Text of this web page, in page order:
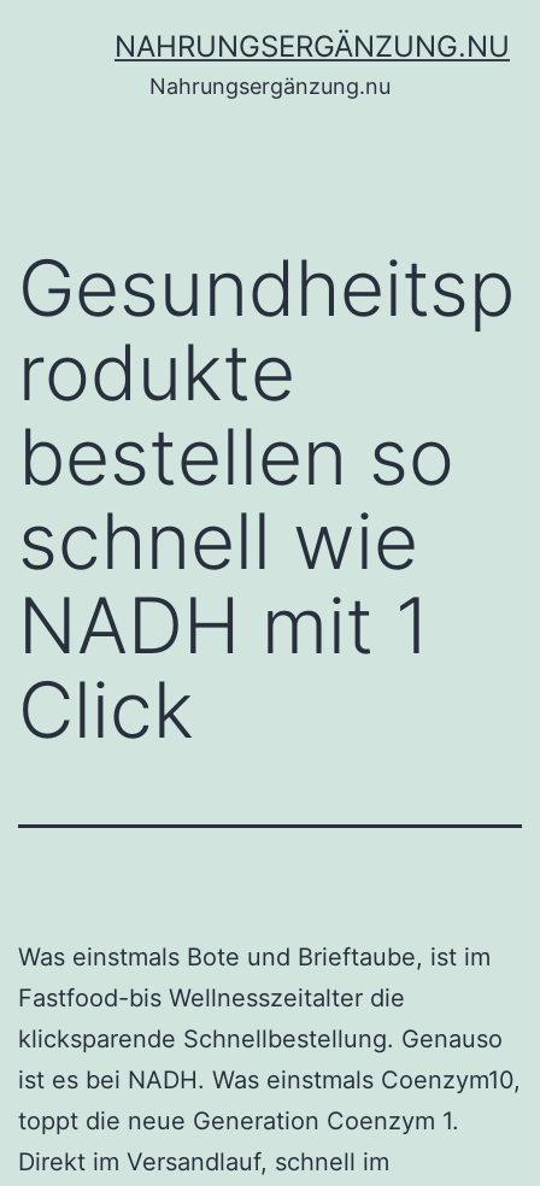
NAHRUNGSERGÄNZUNG.NU
Nahrungsergänzung.nu
Gesundheitsp
rodukte
bestellen so
schnell wie
NADH mit 1
Click
Was einstmals Bote und Brieftaube, ist im
Fastfood-bis Wellnesszeitalter die
klicksparende Schnellbestellung. Genauso
ist es bei NADH. Was einstmals Coenzym10,
toppt die neue Generation Coenzym 1.
Direkt im Versandlauf, schnell im